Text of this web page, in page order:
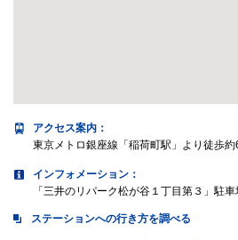
アクセス案内 ：
東京メトロ銀座線「稲荷町駅」より徒歩約
インフォメーション：
「三井のリパーク松が谷１丁目第３」駐車
ステーションへの行き方を調べる